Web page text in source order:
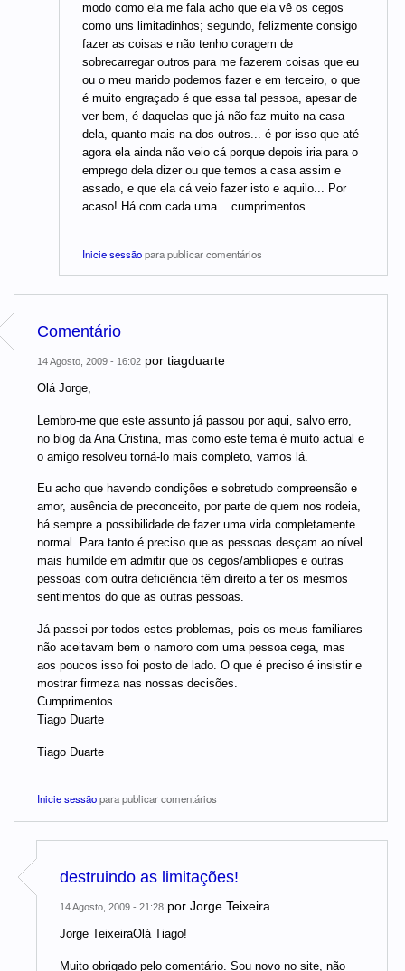
modo como ela me fala acho que ela vê os cegos
como uns limitadinhos; segundo, felizmente consigo
fazer as coisas e não tenho coragem de
sobrecarregar outros para me fazerem coisas que eu
ou o meu marido podemos fazer e em terceiro, o que
é muito engraçado é que essa tal pessoa, apesar de
ver bem, é daquelas que já não faz muito na casa
dela, quanto mais na dos outros... é por isso que até
agora ela ainda não veio cá porque depois iria para o
emprego dela dizer ou que temos a casa assim e
assado, e que ela cá veio fazer isto e aquilo... Por
acaso! Há com cada uma... cumprimentos
Inicie sessãopara publicar comentários
Comentário
14 Agosto, 2009 - 16:02 por tiagduarte
Olá Jorge,
Lembro-me que este assunto já passou por aqui, salvo erro,
no blog da Ana Cristina, mas como este tema é muito actual e
o amigo resolveu torná-lo mais completo, vamos lá.
Eu acho que havendo condições e sobretudo compreensão e
amor, ausência de preconceito, por parte de quem nos rodeia,
há sempre a possibilidade de fazer uma vida completamente
normal. Para tanto é preciso que as pessoas desçam ao nível
mais humilde em admitir que os cegos/amblíopes e outras
pessoas com outra deficiência têm direito a ter os mesmos
sentimentos do que as outras pessoas.
Já passei por todos estes problemas, pois os meus familiares
não aceitavam bem o namoro com uma pessoa cega, mas
aos poucos isso foi posto de lado. O que é preciso é insistir e
mostrar firmeza nas nossas decisões.
Cumprimentos.
Tiago Duarte
Tiago Duarte
Inicie sessãopara publicar comentários
destruindo as limitações!
14 Agosto, 2009 - 21:28 por Jorge Teixeira
Jorge TeixeiraOlá Tiago!
Muito obrigado pelo comentário. Sou novo no site, não